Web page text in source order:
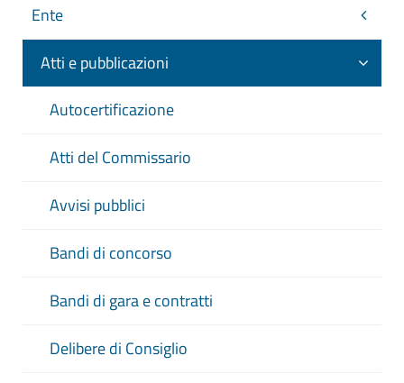
Ente
Atti e pubblicazioni
Autocertificazione
Atti del Commissario
Avvisi pubblici
Bandi di concorso
Bandi di gara e contratti
Delibere di Consiglio